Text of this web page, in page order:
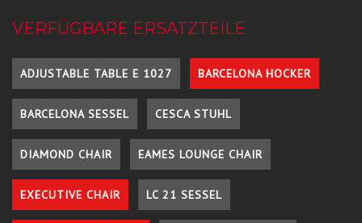
VERFÜGBARE ERSATZTEILE
ADJUSTABLE TABLE E 1027 BARCELONA HOCKER
BARCELONA SESSEL CESCA STUHL
DIAMOND CHAIR EAMES LOUNGE CHAIR
EXECUTIVE CHAIR LC 21 SESSEL